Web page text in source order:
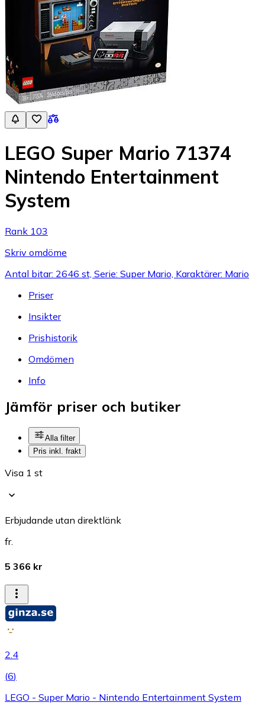
LEGO Super Mario 71374
Nintendo Entertainment
System
Rank 103
Skriv omdöme
Antal bitar: 2646 st, Serie: Super Mario, Karaktärer: Mario
Priser
Insikter
Prishistorik
Omdömen
Info
Jämför priser och butiker
Alla filter
Pris inkl. frakt
Visa 1 st
Erbjudande utan direktlänk
fr.
5 366 kr
2.4
(6)
LEGO - Super Mario - Nintendo Entertainment System